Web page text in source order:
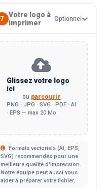
7
Votre logo à
imprimer
Optionnel
Glissez votre logo
ici
ou parcourir
PNG · JPG · SVG · PDF · AI
· EPS — max 20 Mo
Formats vectoriels (AI, EPS,
SVG) recommandés pour une
meilleure qualité d'impression.
Notre équipe peut aussi vous
aider à préparer votre fichier.